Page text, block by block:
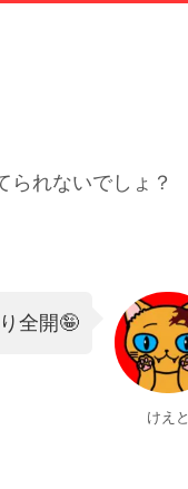
られないでしょ？
けえと
全開🤪